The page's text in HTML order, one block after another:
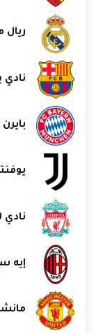
ريال
نادي
نادي
إيه